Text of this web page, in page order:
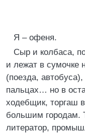
Я – офеня.
Сыр и колбаса,
и лежат в сумочке
(поезда,
пальцах… но в
ходебщик, торгаш
большим городам.
литератор,